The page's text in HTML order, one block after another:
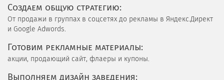
Cоздаем общую стратегию:
От продажи в группах в соцсетях до рекламы в Яндекс.Директ
и Google Adwords.
Готовим рекламные материалы:
акции, продающий сайт, флаеры и купоны.